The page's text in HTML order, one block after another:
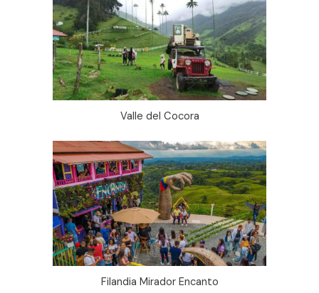
Valle del Cocora
Filandia Mirador Encanto